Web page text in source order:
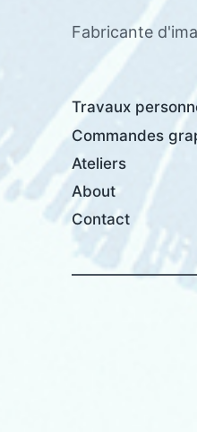
Fabricante
Travaux
Commandes
Ateliers
About
Contact